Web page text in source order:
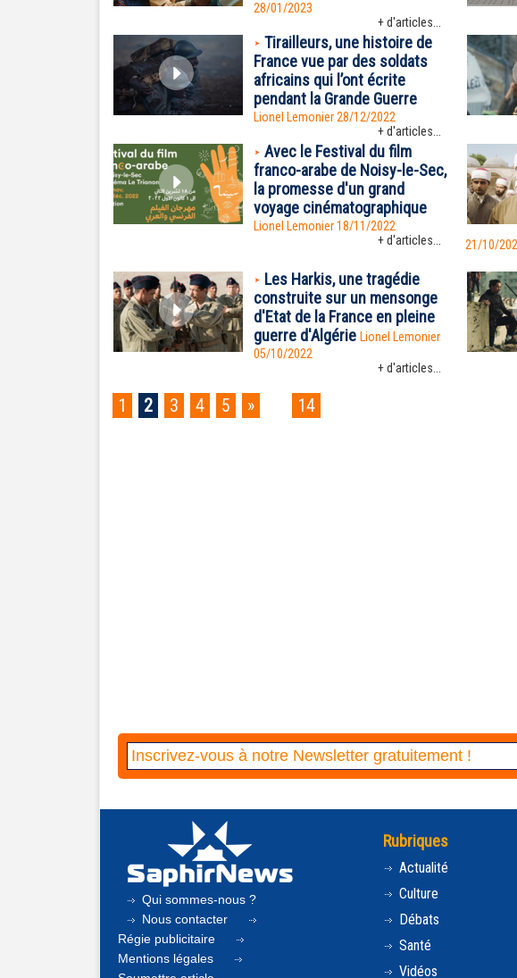
28/01/2023
+ d'articles...
Tirailleurs, une histoire de
France vue par des soldats
africains qui l’ont écrite
pendant la Grande Guerre
Lionel Lemonier 28/12/2022
+ d'articles...
Avec le Festival du film
franco-arabe de Noisy-le-Sec,
la promesse d'un grand
voyage cinématographique
Lionel Lemonier 18/11/2022
+ d'articles...
21/10/
Les Harkis, une tragédie
construite sur un mensonge
d'Etat de la France en pleine
guerre d'Algérie Lionel Lemonier
05/10/2022
+ d'articles...
1 2 3 4 5 » 14
Qui sommes-nous ?
Nous contacter
Régie publicitaire
Mentions légales
Rubriques
Actualité
Culture
Débats
Santé
Vidéos